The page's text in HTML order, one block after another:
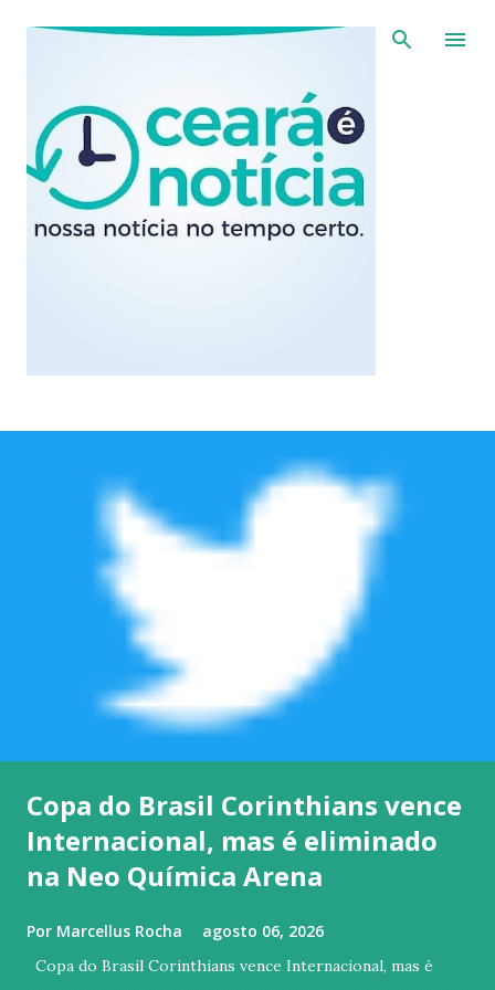
Pular para o conteúdo principal
Copa do Brasil Corinthians vence
Internacional, mas é eliminado
na Neo Química Arena
Por Marcellus Rocha agosto 06, 2026
Copa do Brasil Corinthians vence Internacional, mas é